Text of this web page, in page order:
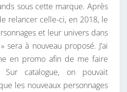
sous cette marque. Après
relancer celle-ci, en 2018, le
et leur univers dans
sera à nouveau proposé. J’ai
en promo afin de me faire
catalogue, on pouvait
les nouveaux personnages